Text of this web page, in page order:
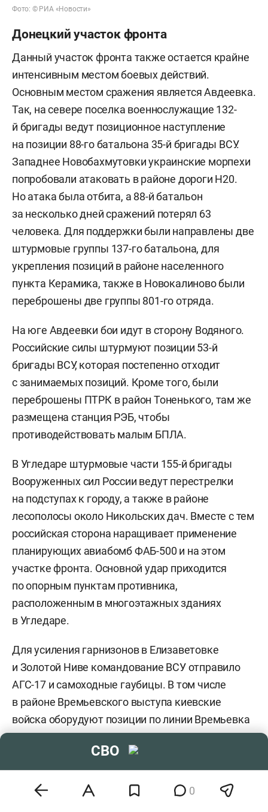
Фото: © РИА «Новости»
Донецкий участок фронта
Данный участок фронта также остается крайне
интенсивным местом боевых действий.
Основным местом сражения является Авдеевка.
Так, на севере поселка военнослужащие 132-
й бригады ведут позиционное наступление
на позиции 88-го батальона 35-й бригады ВСУ.
Западнее Новобахмутовки украинские морпехи
попробовали атаковать в районе дороги Н20.
Но атака была отбита, а 88-й батальон
за несколько дней сражений потерял 63
человека. Для поддержки были направлены две
штурмовые группы 137-го батальона, для
укрепления позиций в районе населенного
пункта Керамика, также в Новокалиново были
переброшены две группы 801-го отряда.
На юге Авдеевки бои идут в сторону Водяного.
Российские силы штурмуют позиции 53-й
бригады ВСУ, которая постепенно отходит
с занимаемых позиций. Кроме того, были
переброшены ПТРК в район Тоненького, там же
размещена станция РЭБ, чтобы
противодействовать малым БПЛА.
В Угледаре штурмовые части 155-й бригады
Вооруженных сил России ведут перестрелки
на подступах к городу, а также в районе
лесополосы около Никольских дач. Вместе с тем
российская сторона наращивает применение
планирующих авиабомб ФАБ-500 и на этом
участке фронта. Основной удар приходится
по опорным пунктам противника,
расположенным в многоэтажных зданиях
в Угледаре.
Для усиления гарнизонов в Елизаветовке
и Золотой Ниве командование ВСУ отправило
АГС-17 и самоходные гаубицы. В том числе
в районе Времьевского выступа киевские
войска оборудуют позиции по линии Времьевка
– Большая Новоселка. В сторону Шахтерского
переброшен 1-й батальон 1-й бригады,
а в сторону Бурлацкого — 2-й батальон.
0
СВО